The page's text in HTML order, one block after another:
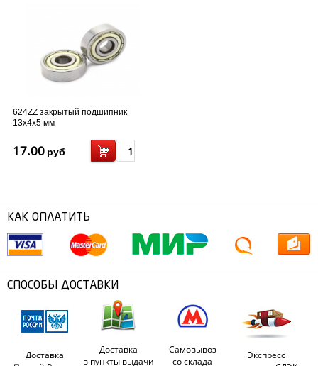
624ZZ закрытый подшипник
13x4x5 мм
17.00 руб
КАК ОПЛАТИТЬ
СПОСОБЫ ДОСТАВКИ
Доставка
Доставка
в пункты выдачи
Самовывоз
со склада
Экспресс